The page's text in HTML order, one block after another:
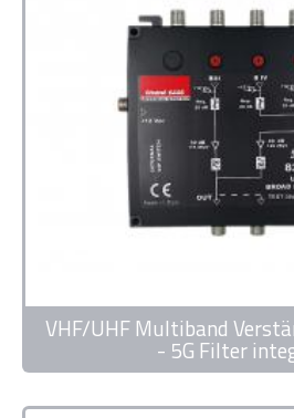
VHF/UHF Multiband
- 5G Filter